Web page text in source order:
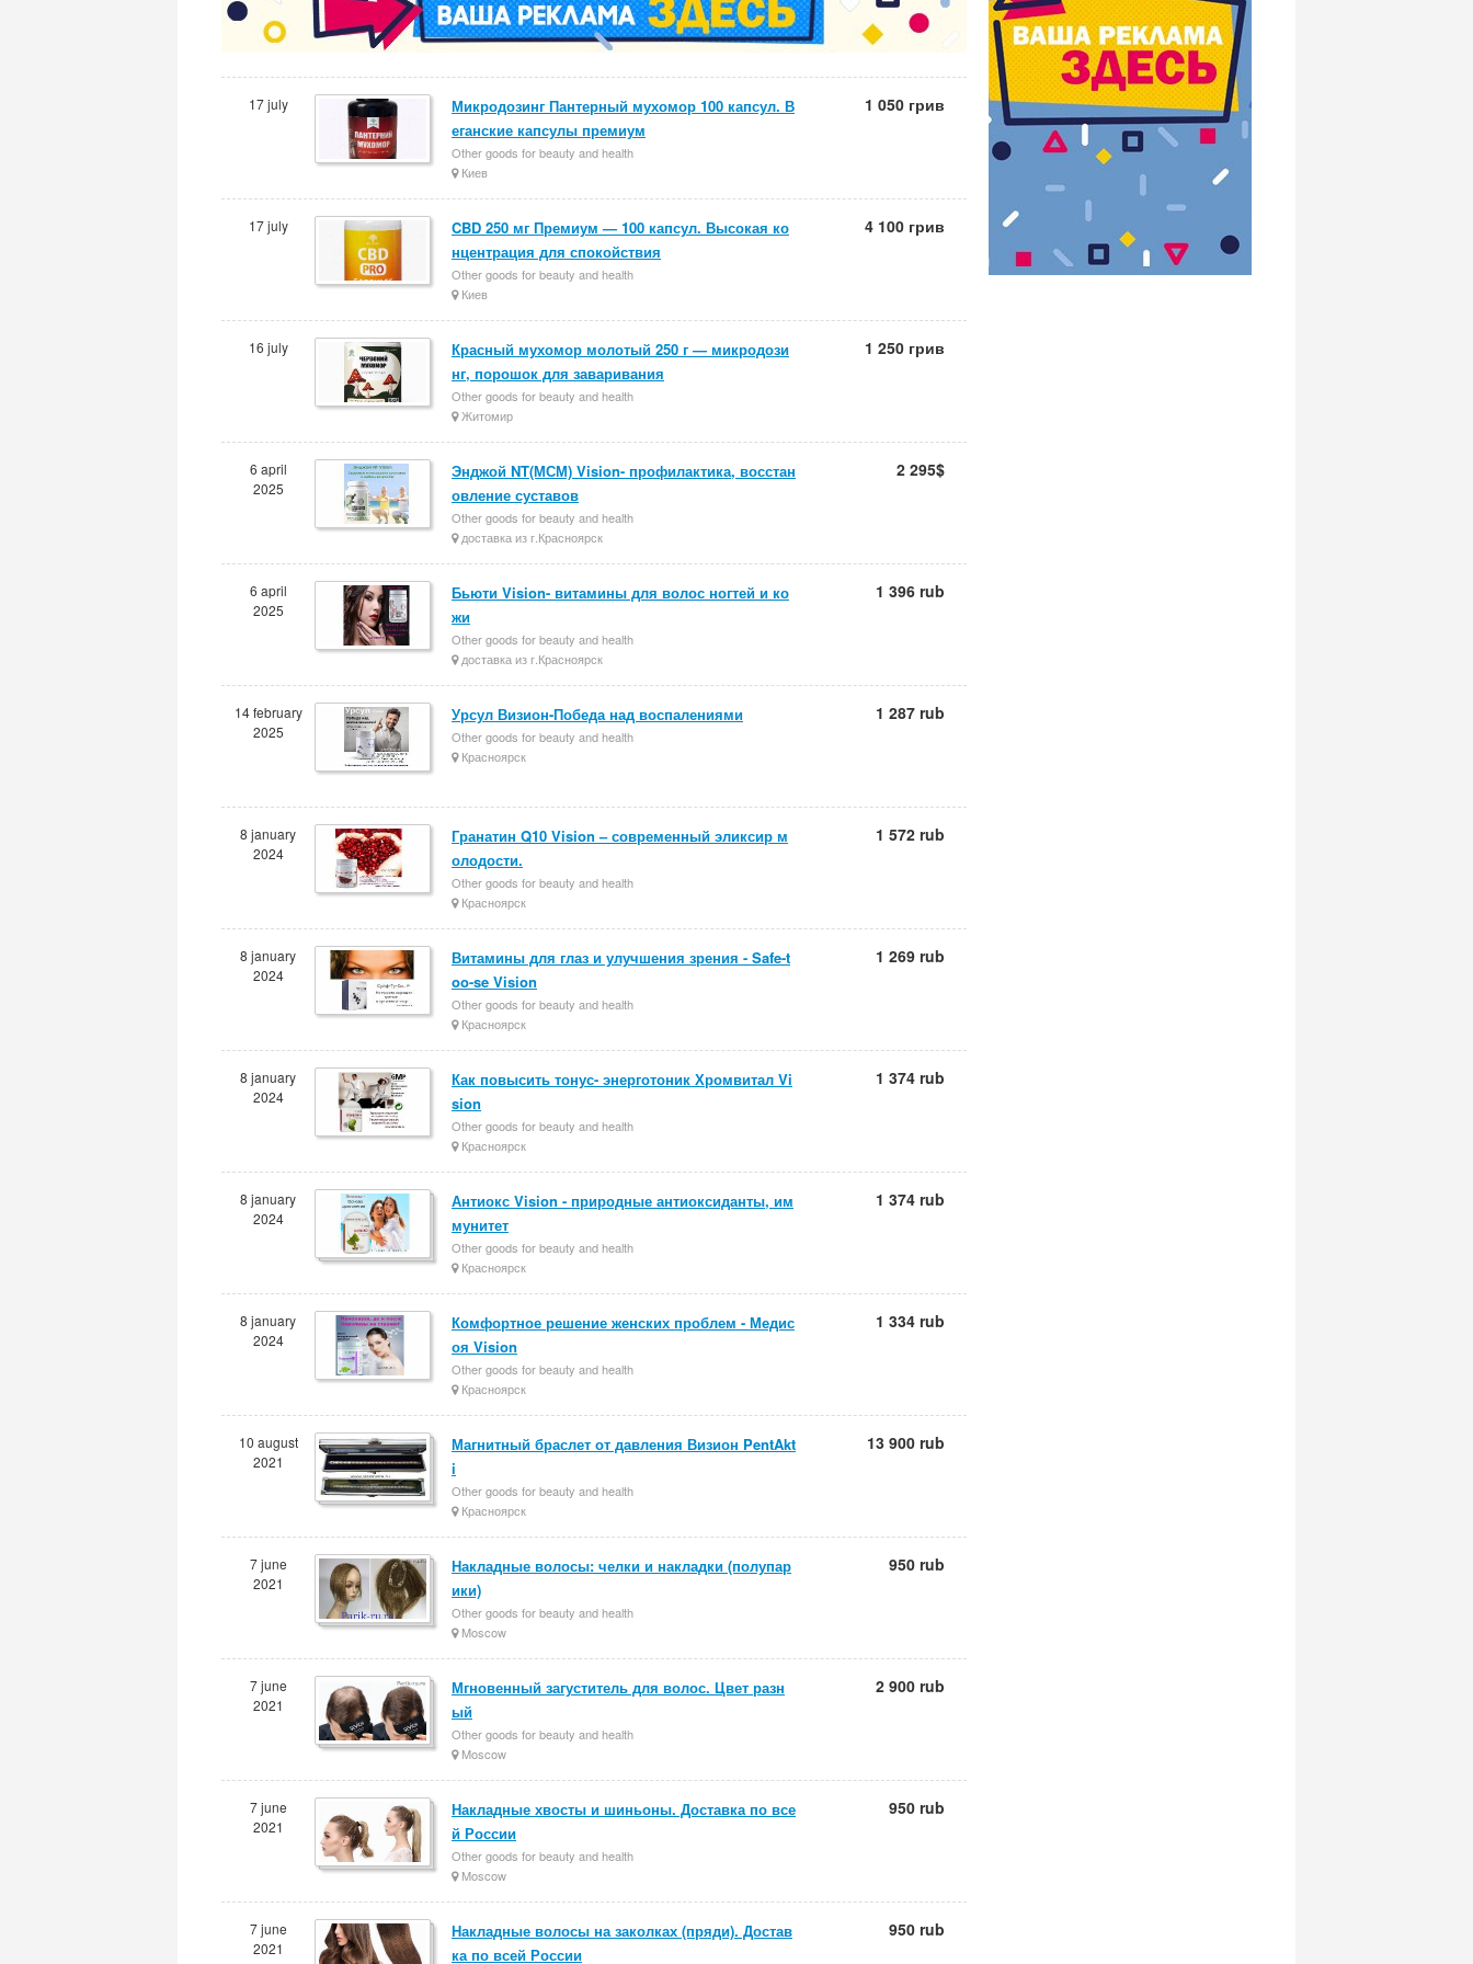
17 july
Микродозинг Пантерный мухомор 100 капсул. В
еганские капсулы премиум
Other goods for beauty and health
Киев
1 050 грив
17 july
CBD 250 мг Премиум — 100 капсул. Высокая ко
нцентрация для спокойствия
Other goods for beauty and health
Киев
4 100 грив
16 july
Красный мухомор молотый 250 г — микродози
нг, порошок для заваривания
Other goods for beauty and health
Житомир
1 250 грив
6 april
2025
Энджой NT(МСМ) Vision- профилактика, восстан
овление суставов
Other goods for beauty and health
доставка из г.Красноярск
2 295$
6 april
2025
Бьюти Vision- витамины для волос ногтей и ко
жи
Other goods for beauty and health
доставка из г.Красноярск
1 396 rub
14 february
2025
Урсул Визион-Победа над воспалениями
Other goods for beauty and health
Красноярск
1 287 rub
8 january
2024
Гранатин Q10 Vision – современный эликсир м
олодости.
Other goods for beauty and health
Красноярск
1 572 rub
8 january
2024
Витамины для глаз и улучшения зрения - Safe-t
oo-se Vision
Other goods for beauty and health
Красноярск
1 269 rub
8 january
2024
Как повысить тонус- энерготоник Хромвитал Vi
sion
Other goods for beauty and health
Красноярск
1 374 rub
8 january
2024
Антиокс Vision - природные антиоксиданты, им
мунитет
Other goods for beauty and health
Красноярск
1 374 rub
8 january
2024
Комфортное решение женских проблем - Медис
оя Vision
Other goods for beauty and health
Красноярск
1 334 rub
10 august
2021
Магнитный браслет от давления Визион PentAkt
i
Other goods for beauty and health
Красноярск
13 900 rub
7 june
2021
Накладные волосы: челки и накладки (полупар
ики)
Other goods for beauty and health
Moscow
950 rub
7 june
2021
Мгновенный загуститель для волос. Цвет разн
ый
Other goods for beauty and health
Moscow
2 900 rub
7 june
2021
Накладные хвосты и шиньоны. Доставка по все
й России
Other goods for beauty and health
Moscow
950 rub
7 june
2021
Накладные волосы на заколках (пряди). Достав
ка по всей России
950 rub